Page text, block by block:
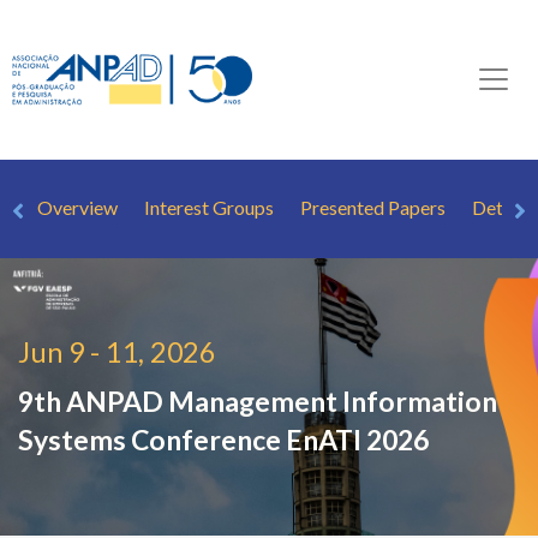
Overview Interest Groups Presented Papers
Jun 9 - 11, 2026
9th ANPAD Management Information
Systems Conference EnATI 2026